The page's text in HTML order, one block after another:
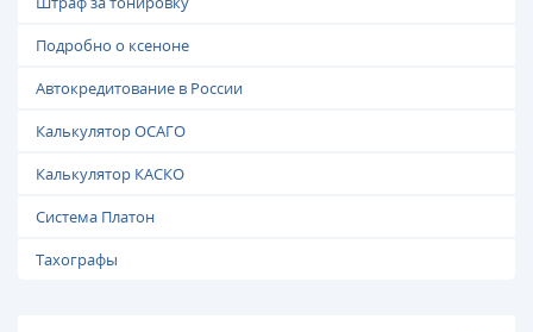
Подробно о ксеноне
Автокредитование в России
Калькулятор ОСАГО
Калькулятор КАСКО
Система Платон
Тахографы